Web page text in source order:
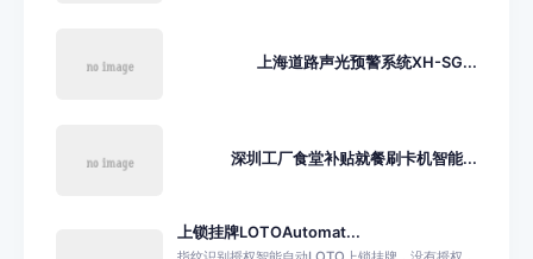
上海道路声光预警系统XH-SG...
深圳工厂食堂补贴就餐刷卡机智能...
上锁挂牌LOTOAutomat...